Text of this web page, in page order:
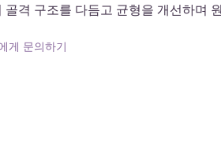
격 구조를 다듬고 균형을 개선하며
게 문의하기